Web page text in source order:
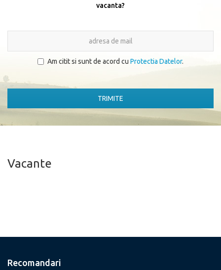
vacanta?
Am citit si sunt de acord cu Protectia Datelor.
TRIMITE
Vacante
Recomandari